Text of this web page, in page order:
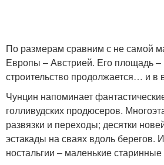
По размерам сравним с не самой
Европы – Австрией. Его площадь –
строительство продолжается… и в
Чунцин напоминает
голливудских продюсеров.
развязки и переходы; десятки
эстакады на сваях вдоль берегов.
ностальгии – маленькие